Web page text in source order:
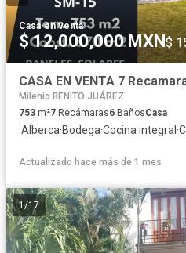
Casa·en venta
$ 12,000,000 MXN$
CASA EN VENTA 7
Milenio BENITO JUÁREZ
753 m²7 Recámaras6 BañosCasa
·Alberca·Bodega·Cocina integral ·
Actualizado hace más de 1 mes
1/17